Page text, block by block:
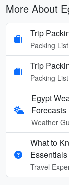
More About
Trip
Packing List
Trip
Packing List
Egypt
Forecasts
Weather
What to
Essentials
Travel